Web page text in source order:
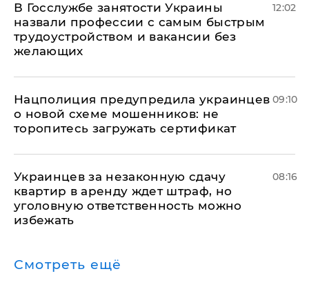
В Госслужбе занятости Украины
назвали профессии с самым быстрым
трудоустройством и вакансии без
желающих
12:02
Нацполиция предупредила украинцев
о новой схеме мошенников: не
торопитесь загружать сертификат
09:10
Украинцев за незаконную сдачу
квартир в аренду ждет штраф, но
уголовную ответственность можно
избежать
08:16
Смотреть ещё